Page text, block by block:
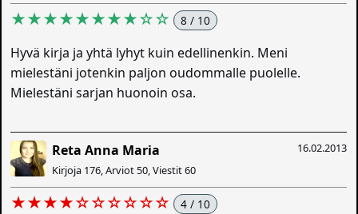
★★★★★★★★☆☆ 8 / 10
Hyvä kirja ja yhtä lyhyt kuin edellinenkin. Meni
mielestäni jotenkin paljon oudommalle puolelle.
Mielestäni sarjan huonoin osa.
16.02.2013
Reta Anna Maria
Kirjoja 176, Arviot 50, Viestit 60
★★★★☆☆☆☆☆☆ 4 / 10